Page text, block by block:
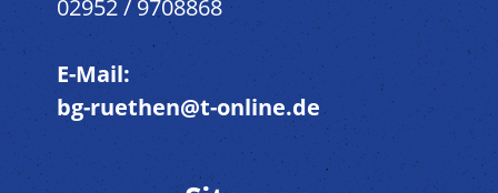
02952 / 9708868
E-Mail:
bg-ruethen@t-online.de